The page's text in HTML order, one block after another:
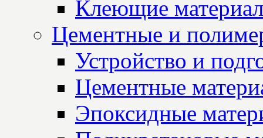
Клеющие
Цементные и
Устройство и
Цементные
Эпоксидные